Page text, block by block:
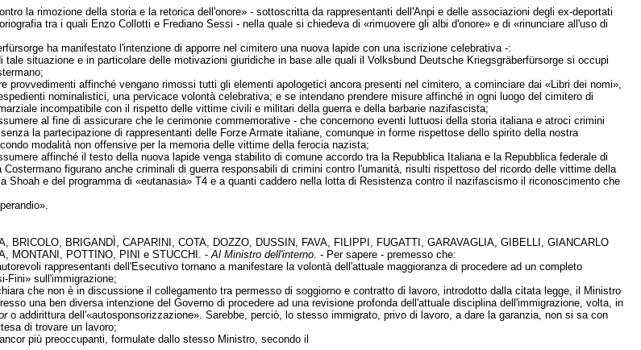
la rimozione della storia e la retorica dell'onore» - sottoscritta da rappresentanti dell'Anpi e delle associazioni degli ex-deportati
tra i quali Enzo Collotti e Frediano Sessi - nella quale si chiedeva di «rimuovere gli albi d'onore» e di «rinunciare all'uso di
ha manifestato l'intenzione di apporre nel cimitero una nuova lapide con una iscrizione celebrativa -:
situazione e in particolare delle motivazioni giuridiche in base alle quali il Volksbund Deutsche Kriegsgräberfürsorge si occupi
provvedimenti affinché vengano rimossi tutti gli elementi apologetici ancora presenti nel cimitero, a cominciare dai «Libri dei nomi»,
nominalistici, una pervicace volontà celebrativa; e se intendano prendere misure affinché in ogni luogo del cimitero di
incompatibile con il rispetto delle vittime civili e militari della guerra e della barbarie nazifascista;
al fine di assicurare che le cerimonie commemorative - che concernono eventi luttuosi della storia italiana e atroci crimini
la partecipazione di rappresentanti delle Forze Armate italiane, comunque in forme rispettose dello spirito della nostra
modalità non offensive per la memoria delle vittime della ferocia nazista;
affinché il testo della nuova lapide venga stabilito di comune accordo tra la Repubblica Italiana e la Repubblica federale di
figurano anche criminali di guerra responsabili di crimini contro l'umanità, risulti rispettoso del ricordo delle vittime della
Shoah e del programma di «eutanasia» T4 e a quanti caddero nella lotta di Resistenza contro il nazifascismo il riconoscimento che
BRICOLO, BRIGANDÌ, CAPARINI, COTA, DOZZO, DUSSIN, FAVA, FILIPPI, FUGATTI, GARAVAGLIA, GIBELLI, GIANCARLO
MONTANI, POTTINO, PINI e STUCCHI. - Al Ministro dell'interno. - Per sapere - premesso che:
rappresentanti dell'Esecutivo tornano a manifestare la volontà dell'attuale maggioranza di procedere ad un completo
Fini» sull'immigrazione;
che non è in discussione il collegamento tra permesso di soggiorno e contratto di lavoro, introdotto dalla citata legge, il Ministro
una ben diversa intenzione del Governo di procedere ad una revisione profonda dell'attuale disciplina dell'immigrazione, volta, in
o addirittura dell'«autosponsorizzazione». Sarebbe, perciò, lo stesso immigrato, privo di lavoro, a dare la garanzia, non si sa con
di trovare un lavoro;
più preoccupanti, formulate dallo stesso Ministro, secondo il